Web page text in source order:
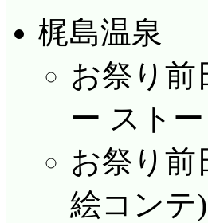
梶島温泉
お祭り前
ー スト
お祭り前
絵コンテ